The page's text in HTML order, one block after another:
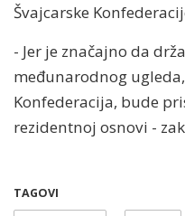
Švajcarske
- Jer je značajno da
međunarodnog
Konfederacija, bude
rezidentnoj osnovi -
TAGOVI